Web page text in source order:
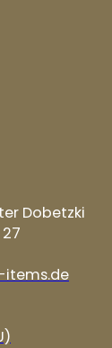
Dobetzki
items.de